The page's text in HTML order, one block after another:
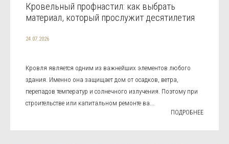
Кровельный профнастил: как выбрать
материал, который прослужит десятилетия
24.07.2026
Кровля является одним из важнейших элементов любого
здания. Именно она защищает дом от осадков, ветра,
перепадов температур и солнечного излучения. Поэтому при
строительстве или капитальном ремонте ва...
ПОДРОБНЕЕ